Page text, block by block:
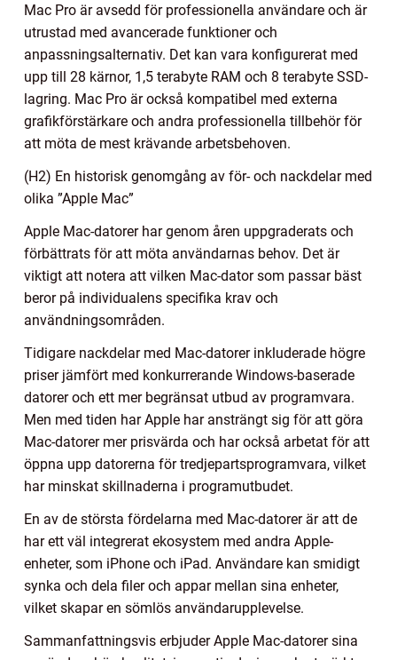
Mac Pro är avsedd för professionella användare och är
utrustad med avancerade funktioner och
anpassningsalternativ. Det kan vara konfigurerat med
upp till 28 kärnor, 1,5 terabyte RAM och 8 terabyte SSD-
lagring. Mac Pro är också kompatibel med externa
grafikförstärkare och andra professionella tillbehör för
att möta de mest krävande arbetsbehoven.
(H2) En historisk genomgång av för- och nackdelar med
olika ”Apple Mac”
Apple Mac-datorer har genom åren uppgraderats och
förbättrats för att möta användarnas behov. Det är
viktigt att notera att vilken Mac-dator som passar bäst
beror på individualens specifika krav och
användningsområden.
Tidigare nackdelar med Mac-datorer inkluderade högre
priser jämfört med konkurrerande Windows-baserade
datorer och ett mer begränsat utbud av programvara.
Men med tiden har Apple har ansträngt sig för att göra
Mac-datorer mer prisvärda och har också arbetat för att
öppna upp datorerna för tredjepartsprogramvara, vilket
har minskat skillnaderna i programutbudet.
En av de största fördelarna med Mac-datorer är att de
har ett väl integrerat ekosystem med andra Apple-
enheter, som iPhone och iPad. Användare kan smidigt
synka och dela filer och appar mellan sina enheter,
vilket skapar en sömlös användarupplevelse.
Sammanfattningsvis erbjuder Apple Mac-datorer sina